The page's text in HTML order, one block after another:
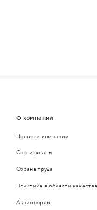
О компании
Новости компании
Сертификаты
Охрана труда
Политика в области качества
Акционерам